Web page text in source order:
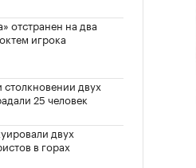
отстранен на два
игрока
двух
25 человек
двух
в горах